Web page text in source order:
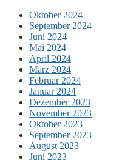
Oktober 2024
September 2024
Juni 2024
Mai 2024
April 2024
März 2024
Februar 2024
Januar 2024
Dezember 2023
November 2023
Oktober 2023
September 2023
August 2023
Juni 2023